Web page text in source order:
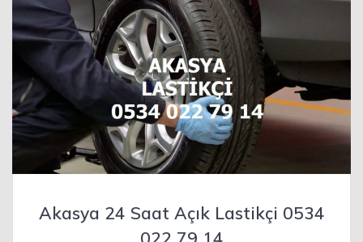
Akasya 24 Saat Açık Lastikçi 0534